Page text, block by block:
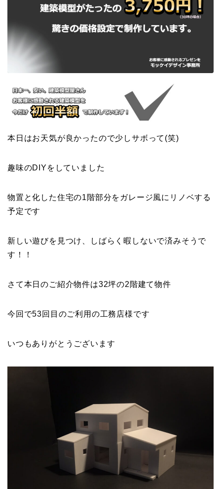
本日はお天気が良かったので少しサボって(笑)
趣味のDIYをしていました
物置と化した住宅の1階部分をガレージ風にリノベする
予定です
新しい遊びを見つけ、しばらく暇しないで済みそうで
す！！
さて本日のご紹介物件は32坪の2階建て物件
今回で53回目のご利用の工務店様です
いつもありがとうございます